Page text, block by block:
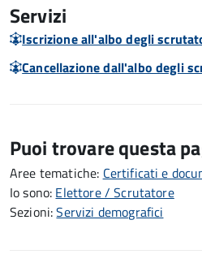
Servizi
Iscrizione all'albo degli
Cancellazione dall'albo degli
Puoi trovare questa
Aree tematiche: Certificati e
Io sono: Elettore / Scrutatore
Sezioni:Servizi demografici